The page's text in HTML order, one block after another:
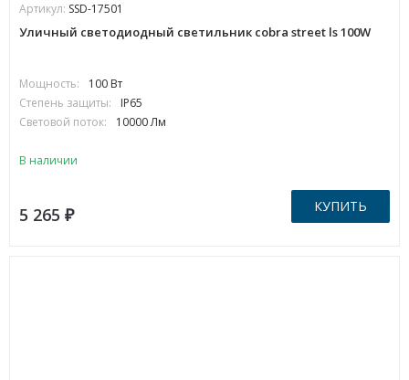
Артикул: SSD-17501
Уличный светодиодный светильник cobra street ls 100W
Мощность:
100 Вт
Степень защиты:
IP65
Световой поток:
10000 Лм
В наличии
5 265 ₽ КУПИТЬ